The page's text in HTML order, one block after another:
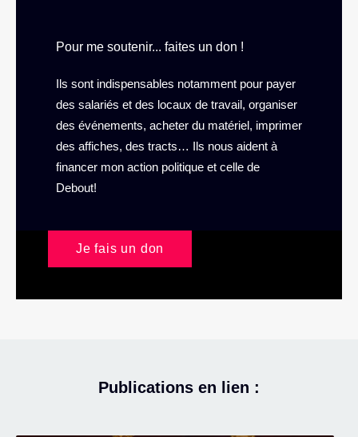
Pour me soutenir... faites un don !
Ils sont indispensables notamment pour payer
des salariés et des locaux de travail, organiser
des événements, acheter du matériel, imprimer
des affiches, des tracts… Ils nous aident à
financer mon action politique et celle de
Debout!
Je fais un don
Publications en lien :